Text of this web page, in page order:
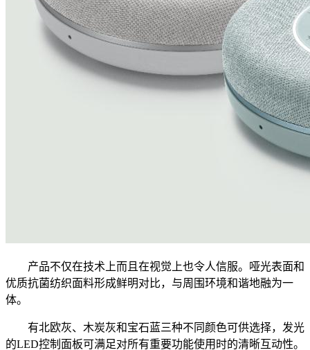
产品不仅在技术上而且在视觉上也令人信服。哑光表面和
优质抗菌纺织面料形成鲜明对比，与周围环境和谐地融为一
体。
有北欧灰、木炭灰和宝石蓝三种不同颜色可供选择，发光
的LED控制面板可满足对所有重要功能使用时的清晰互动性。